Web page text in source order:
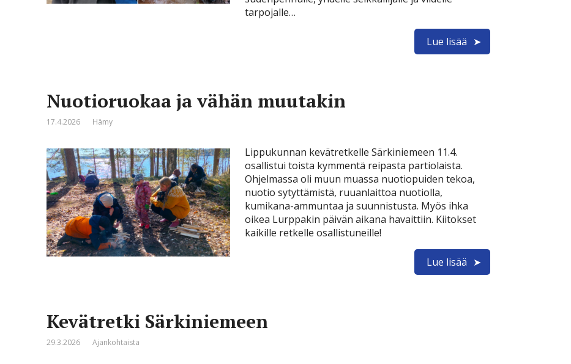
tarpojalle…
Lue lisää
Nuotioruokaa ja vähän muutakin
17.4.2026 Hämy
Lippukunnan kevätretkelle Särkiniemeen 11.4.
osallistui toista kymmentä reipasta partiolaista.
Ohjelmassa oli muun muassa nuotiopuiden tekoa,
nuotio sytyttämistä, ruuanlaittoa nuotiolla,
kumikana-ammuntaa ja suunnistusta. Myös ihka
oikea Lurppakin päivän aikana havaittiin. Kiitokset
kaikille retkelle osallistuneille!
Lue lisää
Kevätretki Särkiniemeen
29.3.2026 Ajankohtaista